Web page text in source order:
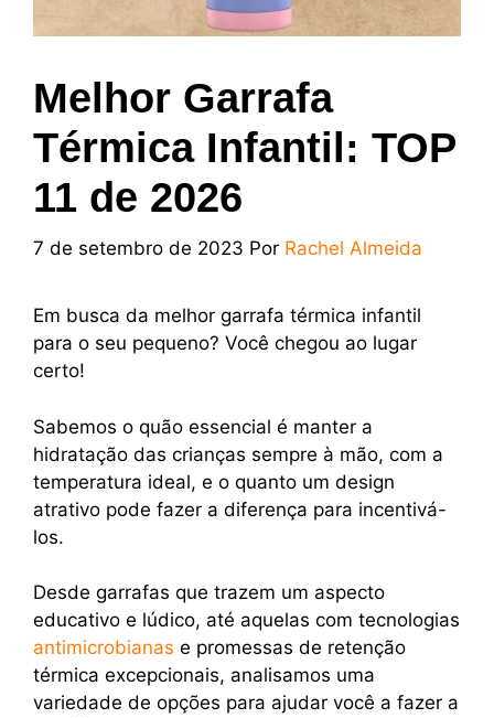
Melhor Garrafa
Térmica Infantil: TOP
11 de 2026
7 de setembro de 2023 Por Rachel Almeida
Em busca da melhor garrafa térmica infantil
para o seu pequeno? Você chegou ao lugar
certo!
Sabemos o quão essencial é manter a
hidratação das crianças sempre à mão, com a
temperatura ideal, e o quanto um design
atrativo pode fazer a diferença para incentivá-
los.
Desde garrafas que trazem um aspecto
educativo e lúdico, até aquelas com tecnologias
antimicrobianas e promessas de retenção
térmica excepcionais, analisamos uma
variedade de opções para ajudar você a fazer a